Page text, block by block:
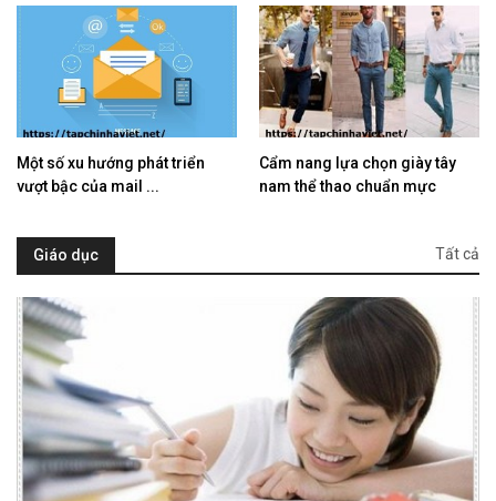
Một số xu hướng phát triển
vượt bậc của mail ...
Cẩm nang lựa chọn giày tây
nam thể thao chuẩn mực
Giáo dục Tất cả